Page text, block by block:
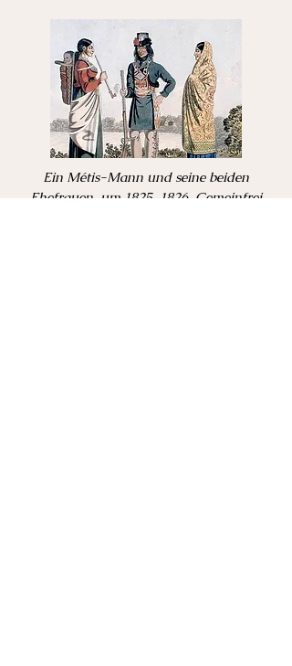
Ein Métis-Mann und seine beiden
Ehefrauen, um 1825–1826, Gemeinfrei